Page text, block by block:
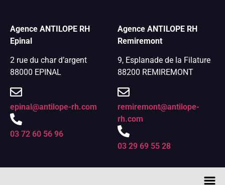
Agence ANTILOPE RH
Epinal
2 rue du char d’argent
88000 EPINAL
epinal@antilope-rh.com
03 72 60 56 96
Agence ANTILOPE RH
Remiremont
9, Esplanade de la Filature
88200 REMIREMONT
remiremont@antilope-
rh.com
03 29 69 55 28